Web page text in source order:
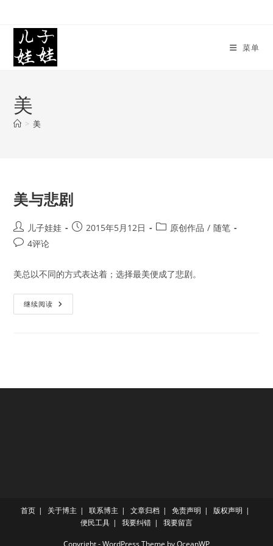
content
菜单
美
> 美
美与悲剧
Post
author:
儿子娃娃
Post2015年5月12日
Post原创作品 / 随笔
Post4评论
美总以不同的方式表达着；选择最美便成了悲剧。
继续阅读 美
与
首页 关于博主 联系博主 文章归档 免责声明
版权声明
便民工具
我要纠错 我要留言
Copyright - WordPress Theme by OceanWP